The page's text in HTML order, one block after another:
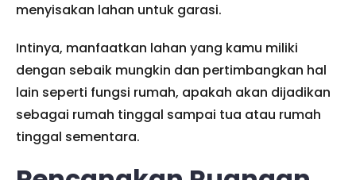
menyisakan lahan untuk garasi.
Intinya, manfaatkan lahan yang kamu miliki
dengan sebaik mungkin dan pertimbangkan hal
lain seperti fungsi rumah, apakah akan dijadikan
sebagai rumah tinggal sampai tua atau rumah
tinggal sementara.